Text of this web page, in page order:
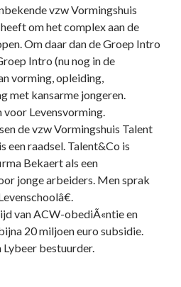
vzw Vormingshuis
om het complex aan de
Om daar dan de Groep Intro
Intro (nu nog in de
vorming, opleiding,
met kansarme jongeren.
voor Levensvorming.
de vzw Vormingshuis Talent
een raadsel. Talent&Co is
Bekaert als een
jonge arbeiders. Men sprak
van ACW-obediÃ«ntie en
20 miljoen euro subsidie.
Lybeer bestuurder.